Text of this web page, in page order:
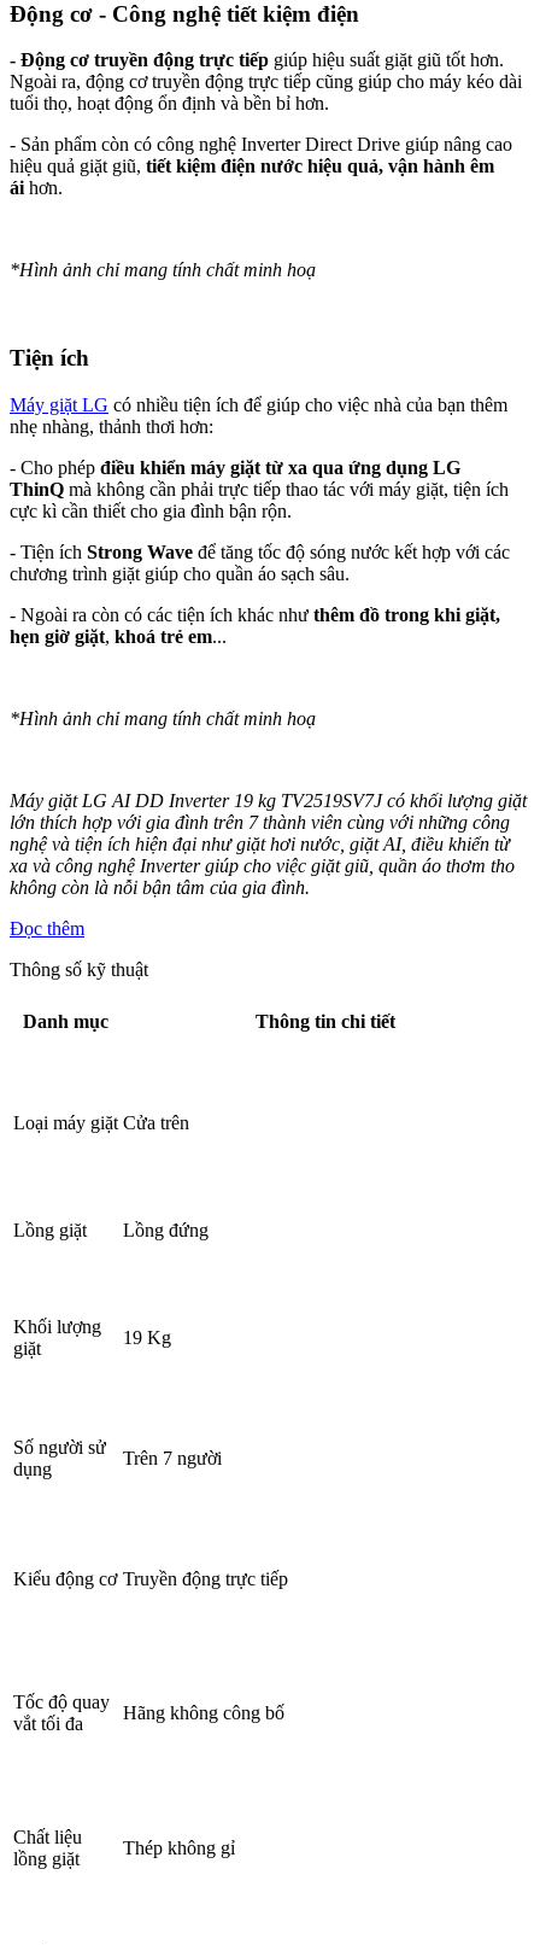
Động cơ - Công nghệ tiết kiệm điện
- Động cơ truyền động trực tiếp giúp hiệu suất giặt giũ tốt hơn.
Ngoài ra, động cơ truyền động trực tiếp cũng giúp cho máy kéo dài
tuổi thọ, hoạt động ổn định và bền bỉ hơn.
- Sản phẩm còn có công nghệ Inverter Direct Drive giúp nâng cao
hiệu quả giặt giũ, tiết kiệm điện nước hiệu quả, vận hành êm
ái hơn.
*Hình ảnh chỉ mang tính chất minh hoạ
Tiện ích
Máy giặt LG có nhiều tiện ích để giúp cho việc nhà của bạn thêm
nhẹ nhàng, thảnh thơi hơn:
- Cho phép điều khiển máy giặt từ xa qua ứng dụng LG
ThinQ mà không cần phải trực tiếp thao tác với máy giặt, tiện ích
cực kì cần thiết cho gia đình bận rộn.
- Tiện ích Strong Wave để tăng tốc độ sóng nước kết hợp với các
chương trình giặt giúp cho quần áo sạch sâu.
- Ngoài ra còn có các tiện ích khác như thêm đồ trong khi giặt,
hẹn giờ giặt, khoá trẻ em...
*Hình ảnh chỉ mang tính chất minh hoạ
Máy giặt LG AI DD Inverter 19 kg TV2519SV7Jcó khối lượng giặt
lớn thích hợp với gia đình trên 7 thành viên cùng với những công
nghệ và tiện ích hiện đại như giặt hơi nước, giặt AI, điều khiển từ
xa và công nghệ Inverter giúp cho việc giặt giũ, quần áo thơm tho
không còn là nỗi bận tâm của gia đình.
Đọc thêm
Thông số kỹ thuật
Danh mục Thông tin chi tiết
Loại máy giặt Cửa trên
Lồng giặt Lồng đứng
Khối lượng
giặt
19 Kg
Số người sử
dụng
Trên 7 người
Kiểu động cơ Truyền động trực tiếp
Tốc độ quay
vắt tối đa
Hãng không công bố
Chất liệu
lồng giặt
Thép không gỉ